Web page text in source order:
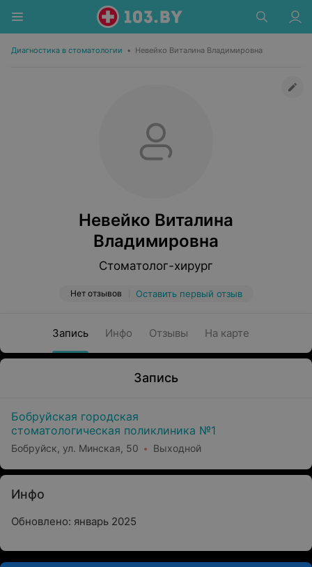
Диагностика в стоматологии • Невейко Виталина Владимировна
Невейко Виталина
Владимировна
Стоматолог-хирург
Нет отзывов Оставить первый отзыв
Запись Инфо Отзывы На карте
Запись
Бобруйская городская
стоматологическая поликлиника №1
Бобруйск, ул. Минская, 50 Выходной
Инфо
Обновлено: январь 2025